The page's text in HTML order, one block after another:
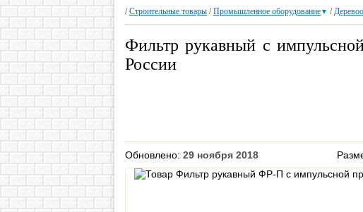
/Строительные товары /Промышленное оборудование▼ /
Фильтр рукавный с
России
Обновлено: 29 ноября 2018